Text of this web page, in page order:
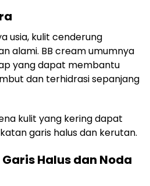
usia, kulit cenderung
alami. BB cream umumnya
yang dapat membantu
dan terhidrasi sepanjang
kulit yang kering dapat
garis halus dan kerutan.
Halus dan Noda